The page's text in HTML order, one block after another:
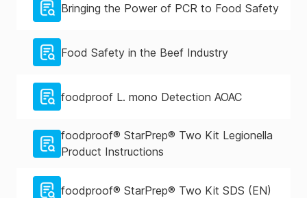
Bringing the Power of PCR to Food Safety
Food Safety in the Beef Industry
foodproof L. mono Detection AOAC
foodproof® StarPrep® Two Kit Legionella
Product Instructions
foodproof® StarPrep® Two Kit SDS (EN)